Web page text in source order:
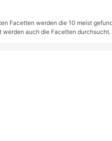
Facetten werden die 10 meist
werden auch die Facetten durchsucht.